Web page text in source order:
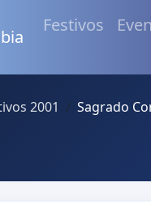
Festivos
2001 Sagrado